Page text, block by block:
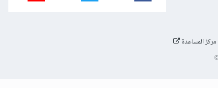
مركز المساعدة